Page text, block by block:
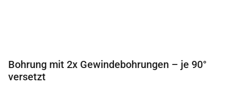
Bohrung mit 2x Gewindebohrungen – je 90°
versetzt